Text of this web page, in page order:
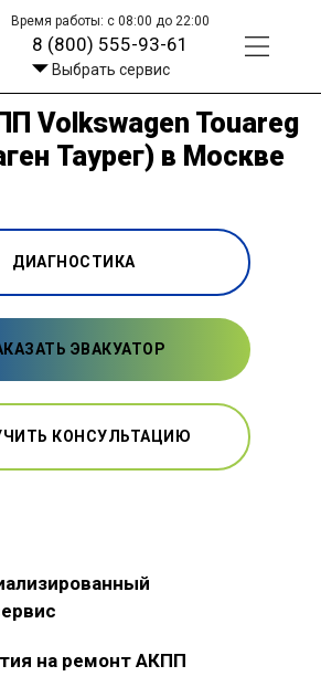
Время работы: с 08:00 до 22:00
8 (800) 555-93-61
Выбрать сервис
Volkswagen Touareg
Таурег) в Москве
ДИАГНОСТИКА
ЭВАКУАТОР
КОНСУЛЬТАЦИЮ
на ремонт АКПП